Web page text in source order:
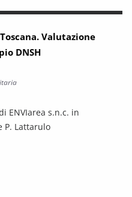
Toscana. Valutazione
DNSH
ENVIarea s.n.c. in
P. Lattarulo
Valutazione della conformità al